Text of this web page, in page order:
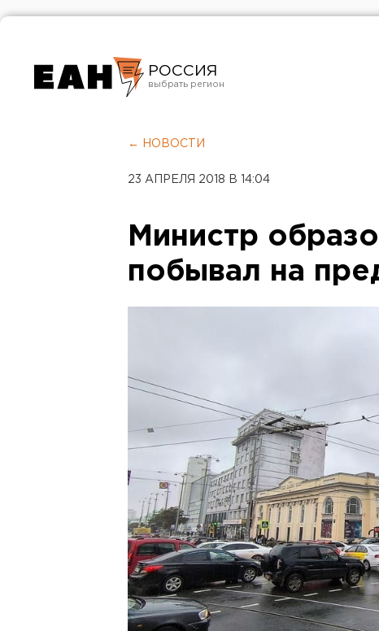
РОССИЯ
Челябинск
← НОВОСТИ
23 АПРЕЛЯ 2018 В 14:04
Министр
побывал на